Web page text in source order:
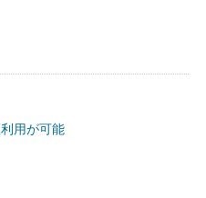
用が可能